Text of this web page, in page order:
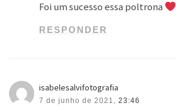
Foi um sucesso essa poltrona
RESPONDER
isabelesalvifotografia
7 de junho de 2021, 23:46